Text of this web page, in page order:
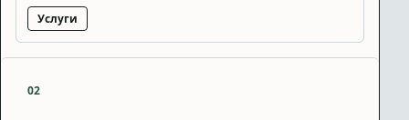
Услуги
02